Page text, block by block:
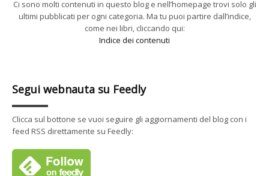
Ci sono molti contenuti in questo blog e nell’homepage trovi solo gli
ultimi pubblicati per ogni categoria. Ma tu puoi partire dall’indice,
come nei libri, cliccando qui:
Indice dei contenuti
Segui webnauta su Feedly
Clicca sul bottone se vuoi seguire gli aggiornamenti del blog con i
feed RSS direttamente su Feedly: